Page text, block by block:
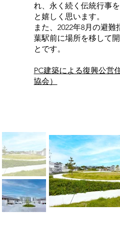
れ、永く続く伝統行事
と嬉しく思います。
また、2022年8月の避難
葉駅前に場所を移して
とです。
PC建築による復興公営
協会）